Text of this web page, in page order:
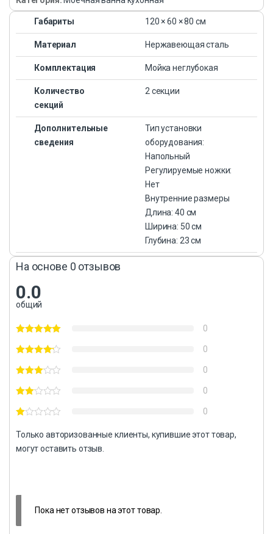
Габариты 120 × 60 × 80 см
Материал Нержавеющая сталь
Комплектация Мойка неглубокая
Количество
секций
2 секции
Дополнительные
сведения
Тип установки
оборудования:
Напольный
Регулируемые ножки:
Нет
Внутренние размеры
Длина: 40 см
Ширина: 50 см
Глубина: 23 см
На основе 0 отзывов
0.0
общий
0
0
0
0
0
Только авторизованные клиенты, купившие этот товар,
могут оставить отзыв.
Пока нет отзывов на этот товар.